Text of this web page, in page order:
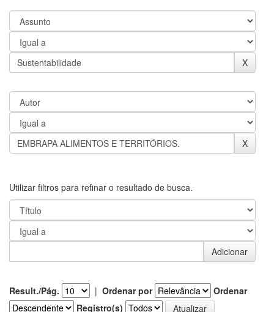
Utilizar filtros para refinar o resultado de busca.
Result./Pág. | Ordenar por
Ordenar
Registro(s)